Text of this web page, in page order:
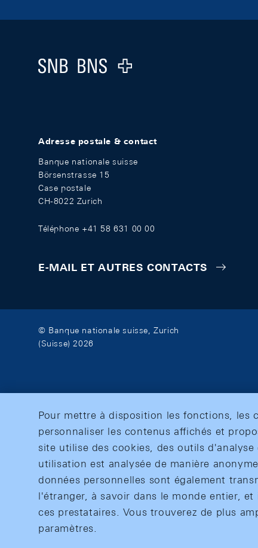
Logo
Adresse postale & contact
Banque nationale suisse
Börsenstrasse 15
Case postale
CH-8022 Zurich
Téléphone +41 58 631 00 00
E-MAIL ET AUTRES CONTACTS
© Banque nationale suisse, Zurich
(Suisse) 2026
Pour mettre à disposition les fonctions, les
personnaliser les contenus affichés et
site utilise des cookies, des outils
utilisation est analysée de manière
données personnelles sont également
l'étranger, à savoir dans le monde entier,
ces prestataires. Vous trouverez de plus
paramètres.